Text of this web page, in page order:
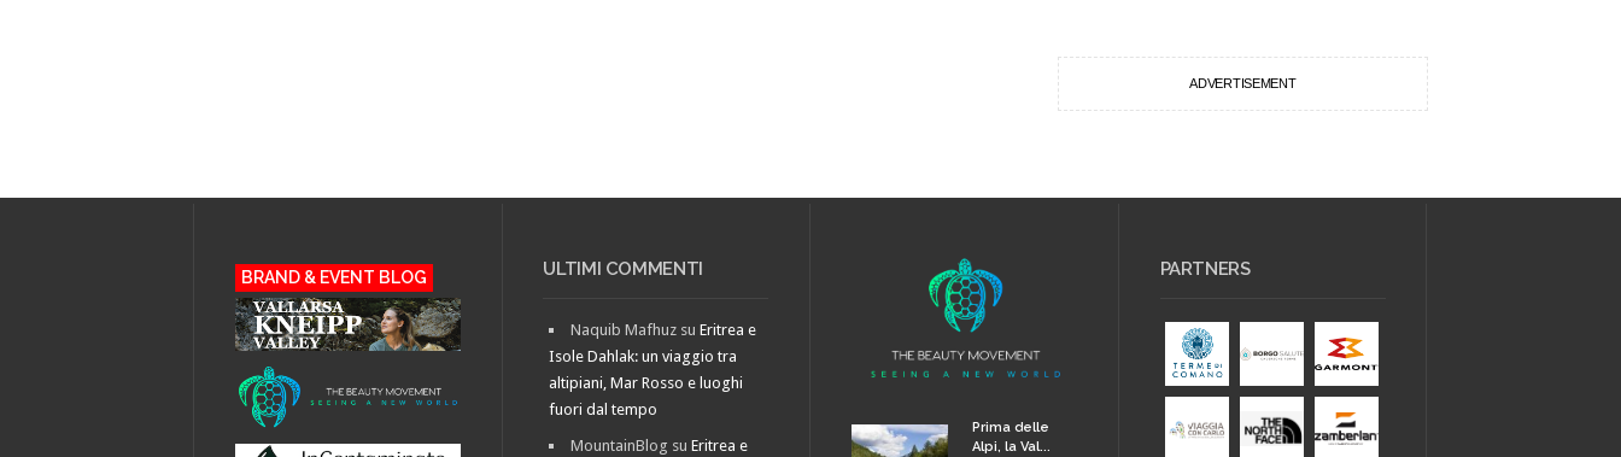
ADVERTISEMENT
BRAND & EVENT BLOG ULTIMI COMMENTI
Naquib Mafhuz suEritrea e
Isole Dahlak: un viaggio tra
altipiani, Mar Rosso e luoghi
fuori dal tempo
MountainBlog suEritrea e
Prima delle
Alpi, la Val...
PARTNERS